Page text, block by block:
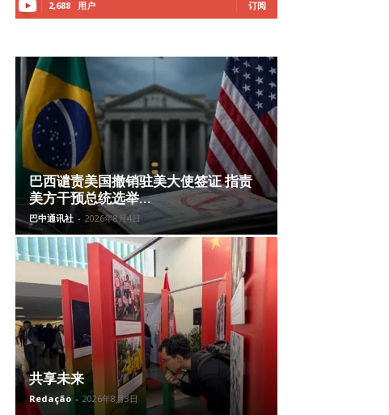
2,688 用户 订阅
巴西谴责美国撤销驻美大使签证 指责
美方干预总统选举...
巴中通讯社 - 2026年8月4日
共享未来
Redação - 2026年8月3日